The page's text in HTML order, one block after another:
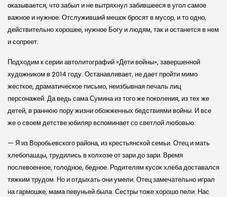
оказывается, что забыл и не вытряхнул забившееся в угол самое
важное и нужное. Отслуживший мешок бросят в мусор, и то одно,
действительно хорошее, нужное Богу и людям, так и останется в нем
и сопреет.
Подходим к серии автолитографий «Дети войны», завершенной
художником в 2014 году. Останавливает, не дает пройти мимо
жесткое, драматическое письмо, неизбывная печаль лиц
персонажей. Да ведь сама Сумина из того же поколения, из тех же
детей, в раннюю пору жизни обожженных бедствиями войны. И все
же о своем детстве юбиляр вспоминает со светлой любовью:
— Я из Воробьевского района, из крестьянской семьи. Отец и мать
хлебопашцы, трудились в колхозе от зари до зари. Время
послевоенное, голодное, бедное. Родителям кусок хлеба доставался
тяжким трудом. Но и отдыхать они умели. Отец замечательно играл
на гармошке, мама певуньей была. Сестры тоже хорошо пели. Нас